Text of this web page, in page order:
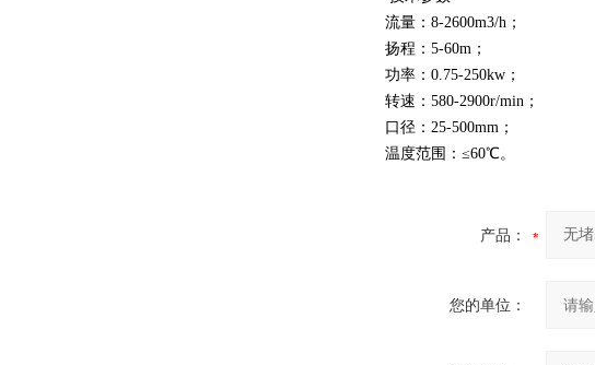
流量：8-2600m3/h；
扬程：5-60m；
功率：0.75-250kw；
转速：580-2900r/min；
口径：25-500mm；
温度范围：≤60℃。
产品：
您的单位：